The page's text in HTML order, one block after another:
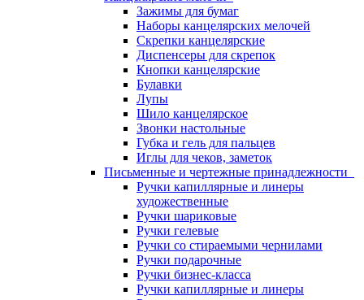
Зажимы для бумаг
Наборы канцелярских мелочей
Скрепки канцелярские
Диспенсеры для скрепок
Кнопки канцелярские
Булавки
Лупы
Шило канцелярское
Звонки настольные
Губка и гель для пальцев
Иглы для чеков, заметок
Письменные и чертежные принадлежности
Ручки капиллярные и линеры
художественные
Ручки шариковые
Ручки гелевые
Ручки со стираемыми чернилами
Ручки подарочные
Ручки бизнес-класса
Ручки капиллярные и линеры